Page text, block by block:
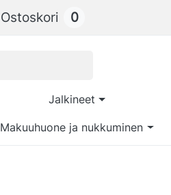
Ostoskori 0
Jalkineet
Makuuhuone ja nukkuminen